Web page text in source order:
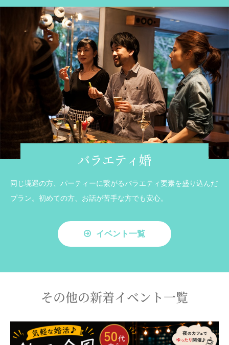
バラエティ婚
同じ境遇の方、パーティーに繋がるバラエティ要素を盛り込んだ
プラン。初めての方、お話が苦手な方でも安心。
イベント一覧
その他の新着イベント一覧